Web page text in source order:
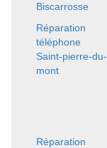
Biscarrosse
Réparation
téléphone
Saint-pierre-du-
mont
Réparation